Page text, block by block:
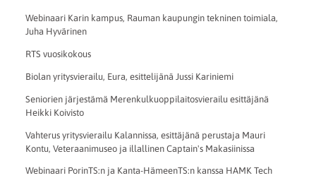
Webinaari Karin kampus, Rauman kaupungin tekninen toimiala,
Juha Hyvärinen
RTS vuosikokous
Biolan yritysvierailu, Eura, esittelijänä Jussi Kariniemi
Seniorien järjestämä Merenkulkuoppilaitosvierailu esittäjänä
Heikki Koivisto
Vahterus yritysvierailu Kalannissa, esittäjänä perustaja Mauri
Kontu, Veteraanimuseo ja illallinen Captain's Makasiinissa
Webinaari PorinTS:n ja Kanta-HämeenTS:n kanssa HAMK Tech